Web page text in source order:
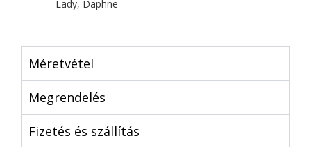
Lady, Daphne
Méretvétel
Megrendelés
Fizetés és szállítás